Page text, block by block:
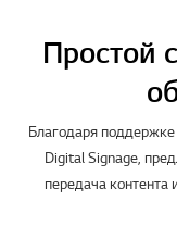
Простой
Благодаря
Digital Signage,
передача контента